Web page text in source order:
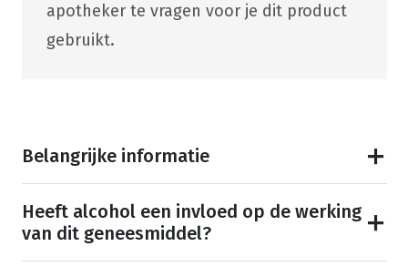
apotheker te vragen voor je dit product
gebruikt.
Belangrijke informatie
Heeft alcohol een invloed op de werking
van dit geneesmiddel?